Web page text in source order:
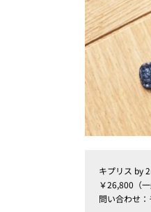
キプリス by
￥26,800（
問い合わせ